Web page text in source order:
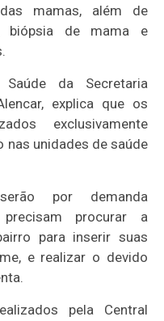
mamas, além de
biópsia de mama e
da Secretaria
explica que os
exclusivamente
nas unidades de saúde
por demanda
procurar a
para inserir suas
e realizar o devido
pela Central